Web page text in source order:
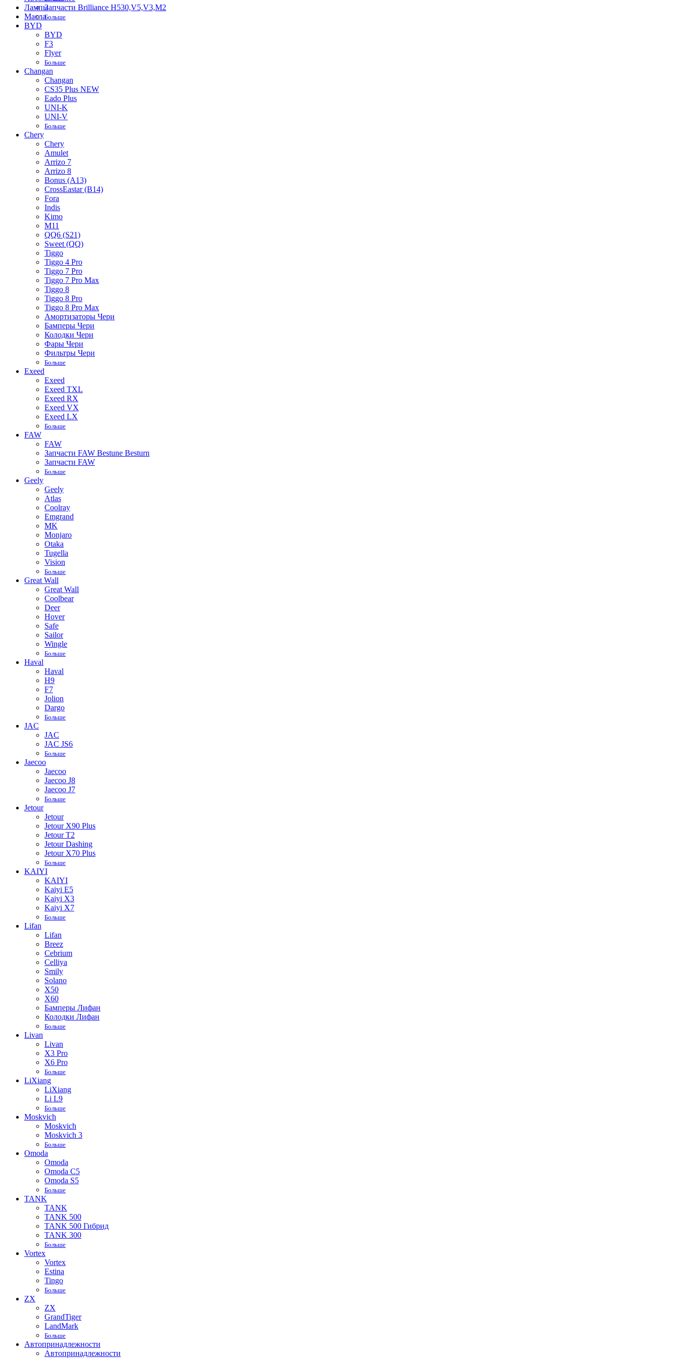
Лампы
Масла
Запчасти Brilliance H530,V5,V3,M2
Больше
BYD
BYD
F3
Flyer
Больше
Changan
Changan
CS35 Plus NEW
Eado Plus
UNI-K
UNI-V
Больше
Chery
Chery
Amulet
Arrizo 7
Arrizo 8
Bonus (A13)
CrossEastar (B14)
Fora
Indis
Kimo
M11
QQ6 (S21)
Sweet (QQ)
Tiggo
Tiggo 4 Pro
Tiggo 7 Pro
Tiggo 7 Pro Max
Tiggo 8
Tiggo 8 Pro
Tiggo 8 Pro Max
Амортизаторы Чери
Бамперы Чери
Колодки Чери
Фары Чери
Фильтры Чери
Больше
Exeed
Exeed
Exeed TXL
Exeed RX
Exeed VX
Exeed LX
Больше
FAW
FAW
Запчасти FAW Bestune Besturn
Запчасти FAW
Больше
Geely
Geely
Atlas
Coolray
Emgrand
MK
Monjaro
Otaka
Tugella
Vision
Больше
Great Wall
Great Wall
Coolbear
Deer
Hover
Safe
Sailor
Wingle
Больше
Haval
Haval
H9
F7
Jolion
Dargo
Больше
JAC
JAC
JAC JS6
Больше
Jaecoo
Jaecoo
Jaecoo J8
Jaecoo J7
Больше
Jetour
Jetour
Jetour X90 Plus
Jetour T2
Jetour Dashing
Jetour X70 Plus
Больше
KAIYI
KAIYI
Kaiyi E5
Kaiyi X3
Kaiyi X7
Больше
Lifan
Lifan
Breez
Cebrium
Celliya
Smily
Solano
X50
X60
Бамперы Лифан
Колодки Лифан
Больше
Livan
Livan
X3 Pro
X6 Pro
Больше
LiXiang
LiXiang
Li L9
Больше
Moskvich
Moskvich
Moskvich 3
Больше
Omoda
Omoda
Omoda C5
Omoda S5
Больше
TANK
TANK
TANK 500
TANK 500 Гибрид
TANK 300
Больше
Vortex
Vortex
Estina
Tingo
Больше
ZX
ZX
GrandTiger
LandMark
Больше
Автопринадлежности
Автопринадлежности